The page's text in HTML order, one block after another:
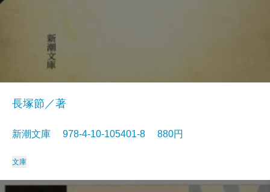
長塚節／著
新潮文庫 978-4-10-105401-8 880円
文庫